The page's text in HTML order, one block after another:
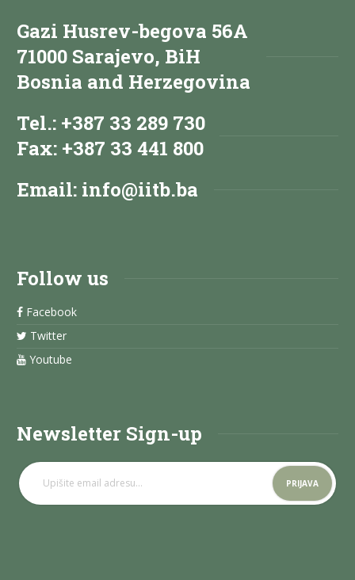
Gazi Husrev-begova 56A
71000 Sarajevo, BiH
Bosnia and Herzegovina
Tel.: +387 33 289 730
Fax: +387 33 441 800
Email: info@iitb.ba
Follow us
Facebook
Twitter
Youtube
Newsletter Sign-up